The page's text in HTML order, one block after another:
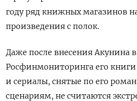
году ряд книжных магазинов
произведения с полок.
Даже после внесения Акунина
Росфинмониторинга его
и сериалы, снятые по его
сценариям, не считаются